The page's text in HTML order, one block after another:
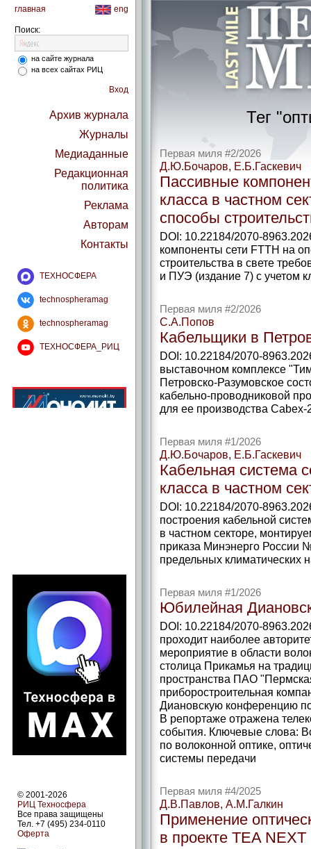
главная eng
Поиск:
на сайте журнала
на всех сайтах РИЦ
Вход
Архив журнала
Журналы
Медиаданные
Редакционная
политика
Реклама
Авторам
Контакты
ТЕХНОСФЕРА
technospheramag
technospheramag
ТЕХНОСФЕРА_РИЦ
© 2001-2026
РИЦ Техносфера
Все права защищены
Тел. +7 (495) 234-0110
Оферта
Тег
Первая миля #2/2026
Д.Ю.Бочаров, Е.Б.Гаскевич
Пассивные
класса в частном
способы
DOI: 10.22184/2070-
компоненты сети FTTH на
строительства в свете
и ПУЭ (издание 7) с учетом
Первая миля #2/2026
С.А.Попов
Кабельщики в
DOI: 10.22184/2070-
выставочном комплексе
Петровско-Разумовское
кабельно-проводниковой
для ее производства Cabex-
Первая миля #1/2026
Д.Ю.Бочаров, Е.Б.Гаскевич
Кабельная система
класса в частном
DOI: 10.22184/2070-
построения кабельной
в частном секторе,
приказа Минэнерго России
предельных климатических
Первая миля #1/2026
Юбилейная
DOI: 10.22184/2070-
проходит наиболее
мероприятие в области
столица Прикамья на
пространства ПАО
приборостроительная
Диановскую конференцию
В репортаже отражена
события. Ключевые слова:
по волоконной оптике,
системы передачи
Первая миля #4/2025
Д.В.Павлов, А.М.Галкин
Применение
в проекте TEA NEXT